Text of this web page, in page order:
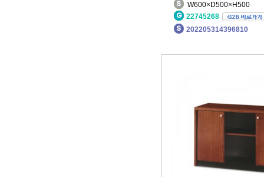
W600×D500×H500
22745268
202205314396810